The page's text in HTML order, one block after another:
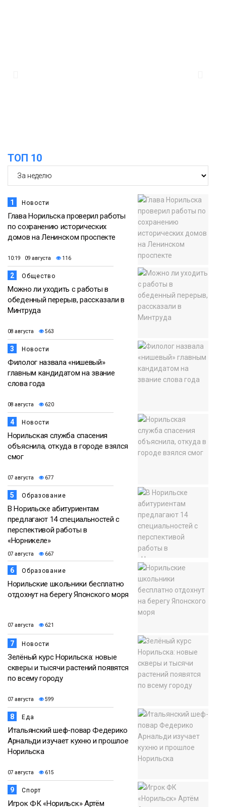
07 августа
ТОП 10
1 Новости
Глава Норильска проверил работы
по сохранению исторических
домов на Ленинском проспекте
10:19 09 августа 116
2 Общество
Можно ли уходить с работы в
обеденный перерыв, рассказали в
Минтруда
08 августа 563
3 Новости
Филолог назвала «нишевый»
главным кандидатом на звание
слова года
08 августа 620
4 Новости
Норильская служба спасения
объяснила, откуда в городе взялся
смог
07 августа 677
5 Образование
В Норильске абитуриентам
предлагают 14 специальностей с
перспективой работы в
«Норникеле»
07 августа 667
6 Образование
Норильские школьники бесплатно
отдохнут на берегу Японского моря
07 августа 621
7 Новости
Зелёный курс Норильска: новые
скверы и тысячи растений появятся
по всему городу
07 августа 599
8 Еда
Итальянский шеф-повар Федерико
Арнальди изучает кухню и прошлое
Норильска
07 августа 615
9 Спорт
Игрок ФК «Норильск» Артём